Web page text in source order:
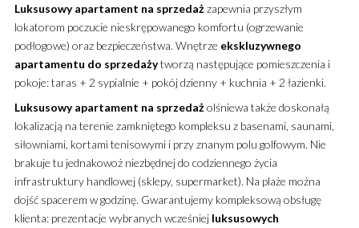
Luksusowy apartament na sprzedażzapewnia przyszłym
lokatorom poczucie nieskrępowanego komfortu (ogrzewanie
podłogowe) oraz bezpieczeństwa. Wnętrze ekskluzywnego
apartamentu do sprzedażytworzą następujące pomieszczenia i
pokoje: taras + 2 sypialnie + pokój dzienny + kuchnia + 2 łazienki.
Luksusowy apartament na sprzedażolśniewa także doskonałą
lokalizacją na terenie zamkniętego kompleksu z basenami, saunami,
siłowniami, kortami tenisowymi i przy znanym polu golfowym. Nie
brakuje tu jednakowoż niezbędnej do codziennego życia
infrastruktury handlowej (sklepy, supermarket). Na plaże można
dojść spacerem w godzinę. Gwarantujemy kompleksową obsługę
klienta: prezentacje wybranych wcześniej luksusowych